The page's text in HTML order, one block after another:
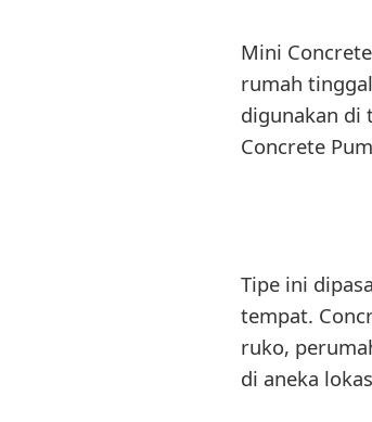
Mini
rumah
digunakan di
Concrete
Tipe ini
tempat.
ruko,
di aneka